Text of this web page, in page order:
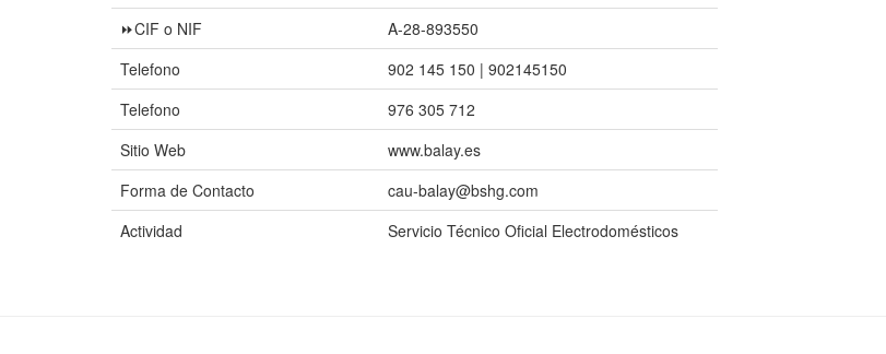
⏩CIF o NIF
A-28-893550
Telefono
902 145 150 | 902145150
Telefono
976 305 712
Sitio Web
www.balay.es
Forma de Contacto
cau-balay@bshg.com
Actividad
Servicio Técnico Oficial Electrodomésticos